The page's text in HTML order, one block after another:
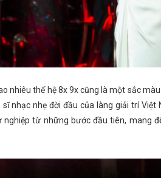
nhiêu thế hệ 8x 9x cũng là một sắc
nhạc nhẹ đời đầu của làng giải trí
từ những bước đầu tiên, mang